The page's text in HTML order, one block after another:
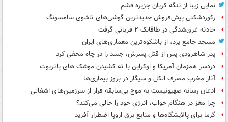
نمایی زیبا از تنگه کریان جزیره قشم
رکوردشکنی پیش‌فروش جدیدترین گوشی‌های تاشوی سامسونگ
حادثه غرق‌شدگی در طاقانک ۲ قربانی گرفت
مسجد جامع یزد، از باشکوه‌ترین معماری‌های ایران
پدر شاهرودی پس از قتل پسرش، جسد را در چاه مخفی کرد
دردسر همزمان آمریکا و اوکراین با ته کشیدن موشک های پاتریوت
آثار مخرب مصرف الکل و سیگار در بروز بیماری‌ها
اذعان رسانه صهیونیست به موج بی‌سابقه فرار از سرزمین‌های اشغالی
چرا مغز در هنگام خواب، انرژی خود را خالی می‌کند؟
گرما برای پالایشگاه‌ها و منابع برق اروپا اضطرار آفرید